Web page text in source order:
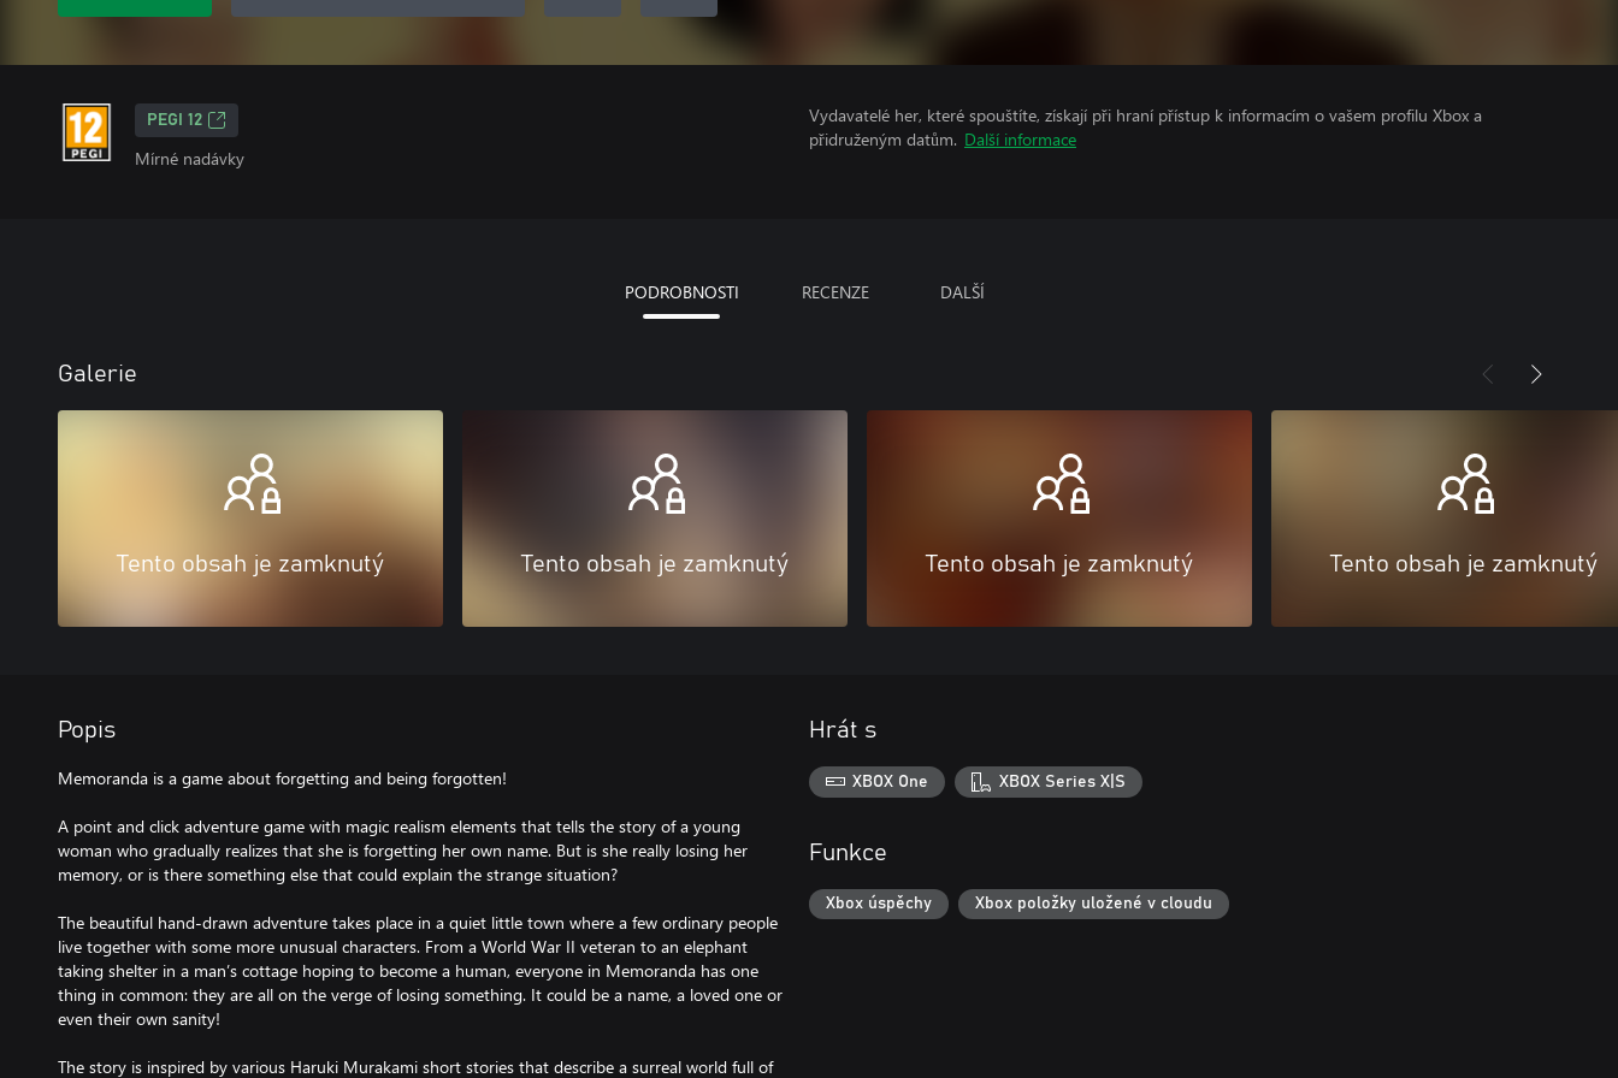
PEGI 12
Mírné nadávky
Vydavatelé her, které spouštíte, získají při hraní přístup k informacím o vašem profilu Xbox a
přidruženým datům. Další informace
PODROBNOSTI RECENZE DALŠÍ
Galerie
Tento obsah je zamknutý Tento obsah je zamknutý Tento obsah je zamknutý Tento obsah je zamknutý
Popis
Memoranda is a game about forgetting and being forgotten!
A point and click adventure game with magic realism elements that tells the story of a young
woman who gradually realizes that she is forgetting her own name. But is she really losing her
memory, or is there something else that could explain the strange situation?
The beautiful hand-drawn adventure takes place in a quiet little town where a few ordinary people
live together with some more unusual characters. From a World War II veteran to an elephant
taking shelter in a man’s cottage hoping to become a human, everyone in Memoranda has one
thing in common: they are all on the verge of losing something. It could be a name, a loved one or
even their own sanity!
The story is inspired by various Haruki Murakami short stories that describe a surreal world full of
Hrát s
XBOX One XBOX Series X|S
Funkce
Xbox úspěchy Xbox položky uložené v cloudu